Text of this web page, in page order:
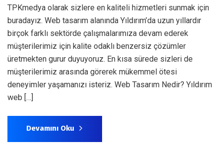
TPKmedya olarak sizlere en kaliteli hizmetleri sunmak için
buradayız. Web tasarım alanında Yıldırım’da uzun yıllardır
birçok farklı sektörde çalışmalarımıza devam ederek
müşterilerimiz için kalite odaklı benzersiz çözümler
üretmekten gurur duyuyoruz. En kısa sürede sizleri de
müşterilerimiz arasında görerek mükemmel ötesi
deneyimler yaşamanızı isteriz. Web Tasarım Nedir? Yıldırım
web […]
Devamını Oku